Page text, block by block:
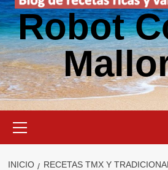
Robot
primario
INICIO RECETAS TMX Y